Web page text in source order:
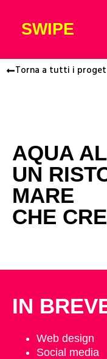
SWIPE
Torna a tutti i
AQUA
UN
MARE
CHE
IN
Web design
Social media